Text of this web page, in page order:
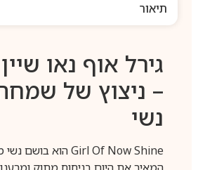
תיאור
גירל אוף נאו
– ניצוץ של
נשי